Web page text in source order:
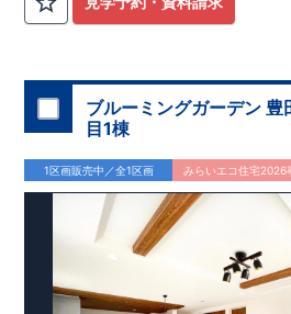
​◇アクセス◇
◇ロケーション◇
・相模原市立大野北小学校 徒歩22
・コープときわ店 徒歩9分
・フードワン淵野辺店 徒歩20
・セブンイレブン町田常盤店 徒歩11
◇ブルーミングガーデンのこだわり◇
【全棟自社一貫体制】
・誰が、何をしたか。が明確だからこ
ります。
・設計、施工、営業が互いに協力し
いたします。
・不要な中間マージンを抑えることで
ブルーミングガーデン
目1棟
1区画販売中／全1区画 みらいエコ住宅2026